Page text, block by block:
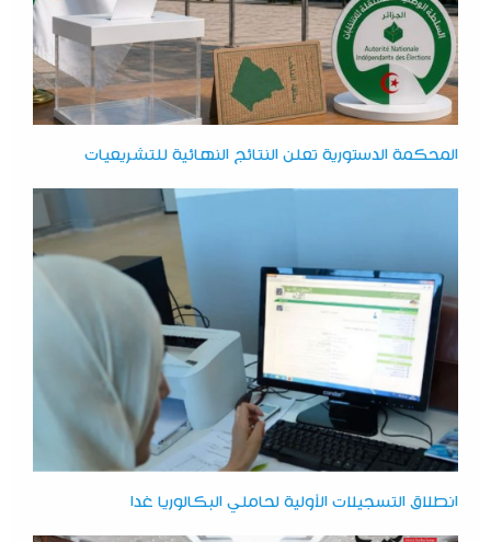
المحكمة الدستورية تعلن النتائج النهائية للتشريعيات
انطلاق التسجيلات الأولية لحاملي البكالوريا غدا